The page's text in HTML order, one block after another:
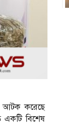
আটক করেছে
একটি বিশেষ